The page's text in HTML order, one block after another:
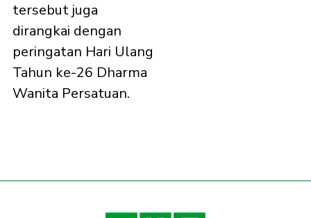
tersebut juga
dirangkai dengan
peringatan Hari Ulang
Tahun ke-26 Dharma
Wanita Persatuan.